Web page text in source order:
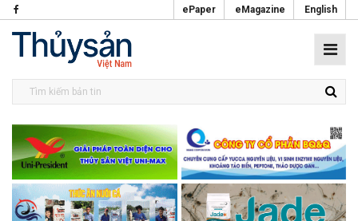
ePaper eMagazine English